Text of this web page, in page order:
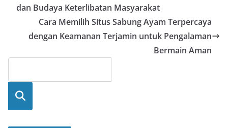
dan Budaya Keterlibatan Masyarakat
Cara Memilih Situs Sabung Ayam Terpercaya
dengan Keamanan Terjamin untuk Pengalaman
Bermain Aman
Searc